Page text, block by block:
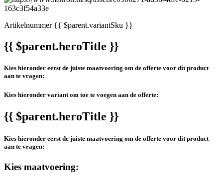
Artikelnummer{{ $parent.variantSku }}
{{ $parent.heroTitle }}
Kies hieronder eerst de juiste maatvoering om de offerte voor dit product
aan te vragen:
Kies hieronder variant om toe te voegen aan de offerte:
{{ $parent.heroTitle }}
Kies hieronder eerst de juiste maatvoering om de offerte voor dit product
aan te vragen:
Kies maatvoering: